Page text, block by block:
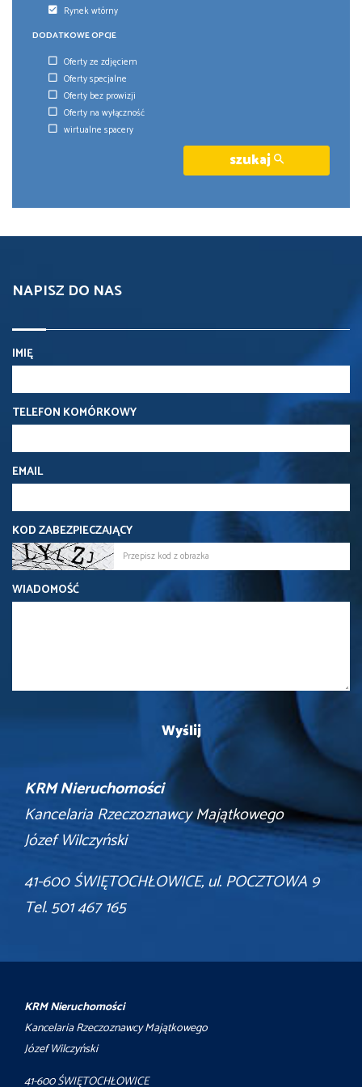
Rynek wtórny
DODATKOWE OPCJE
Oferty ze zdjęciem
Oferty specjalne
Oferty bez prowizji
Oferty na wyłączność
wirtualne spacery
szukaj
NAPISZ DO NAS
IMIĘ
TELEFON KOMÓRKOWY
EMAIL
KOD ZABEZPIECZAJĄCY
WIADOMOŚĆ
KRM Nieruchomości
Kancelaria Rzeczoznawcy Majątkowego
Józef Wilczyński
41-600 ŚWIĘTOCHŁOWICE, ul. POCZTOWA 9
Tel. 501 467 165
KRM Nieruchomości
Kancelaria Rzeczoznawcy Majątkowego
Józef Wilczyński
41-600 ŚWIĘTOCHŁOWICE